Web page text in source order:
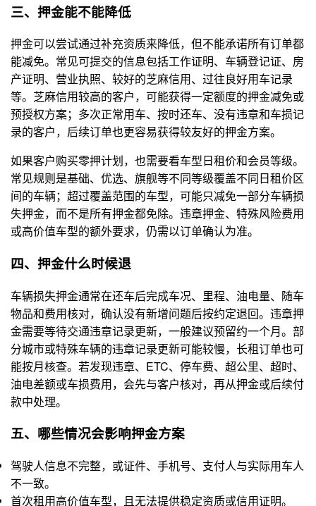
三、押金能不能降低
押金可以尝试通过补充资质来降低，但不能承诺所有订单都
能减免。常见可提交的信息包括工作证明、车辆登记证、房
产证明、营业执照、较好的芝麻信用、过往良好用车记录
等。芝麻信用较高的客户，可能获得一定额度的押金减免或
预授权方案；多次正常用车、按时还车、没有违章和车损记
录的客户，后续订单也更容易获得较友好的押金方案。
如果客户购买零押计划，也需要看车型日租价和会员等级。
常见规则是基础、优选、旗舰等不同等级覆盖不同日租价区
间的车辆；超过覆盖范围的车型，可能只减免一部分车辆损
失押金，而不是所有押金都免除。违章押金、特殊风险费用
或高价值车型的额外要求，仍需以订单确认为准。
四、押金什么时候退
车辆损失押金通常在还车后完成车况、里程、油电量、随车
物品和费用核对，确认没有新增问题后按约定退回。违章押
金需要等待交通违章记录更新，一般建议预留约一个月。部
分城市或特殊车辆的违章记录更新可能较慢，长租订单也可
能按月核查。若发现违章、ETC、停车费、超公里、超时、
油电差额或车损费用，会先与客户核对，再从押金或后续付
款中处理。
五、哪些情况会影响押金方案
驾驶人信息不完整，或证件、手机号、支付人与实际用车人
不一致。
首次租用高价值车型，且无法提供稳定资质或信用证明。